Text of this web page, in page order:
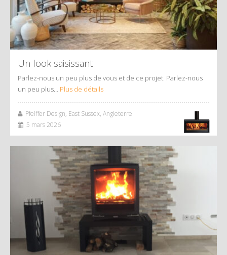
Un look saisissant
Parlez-nous un peu plus de vous et de ce projet. Parlez-nous
un peu plus… Plus de détails
Pfeiffer Design, East Sussex, Angleterre
5 mars 2026